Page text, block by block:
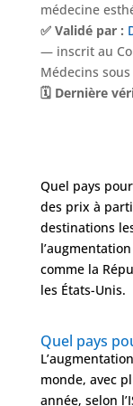
Nos
Tarifs
médecine
✅ Validé par :
— inscrit au
Médecins
🗓️ Dernière
Quel pays
des prix à
destinations
comme la
les États-Unis.
Quel pays
monde, avec
année, selon